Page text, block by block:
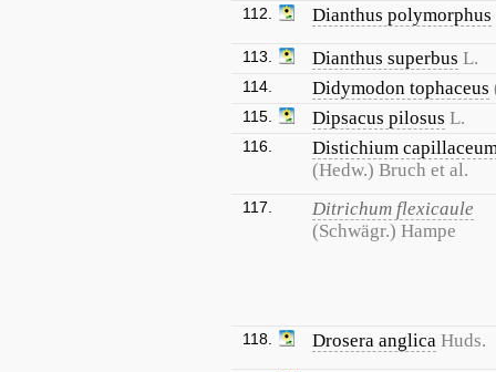
112. Dianthus polymorphus
113. Dianthus superbus L.
114. Didymodon tophaceus
115. Dipsacus pilosus L.
116.
Distichium
(Hedw.) Bruch et al.
117.
Ditrichum flexicaule
(Schwägr.) Hampe
118. Drosera anglica Huds.